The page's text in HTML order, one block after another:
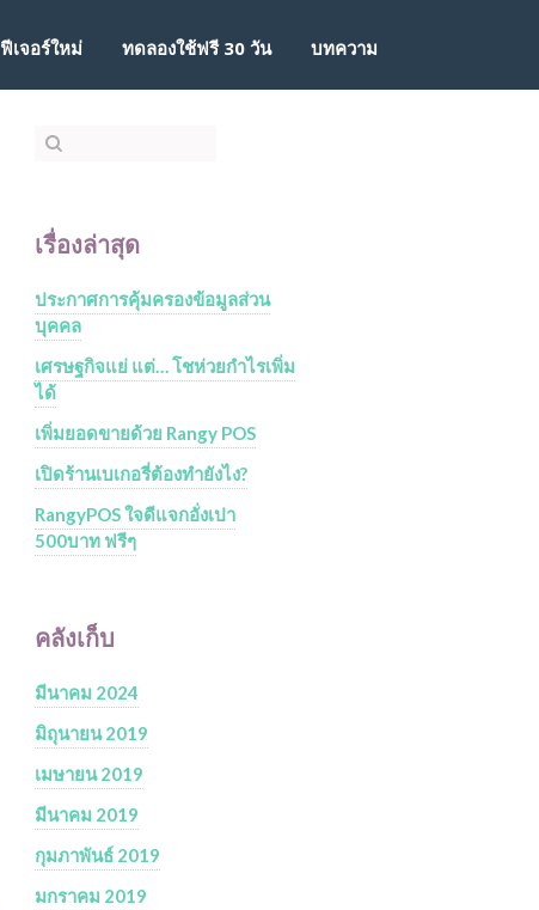
ฟีเจอร์ใหม่ ทดลองใช้ฟรี 30 วัน บทความ
เรื่องล่าสุด
ประกาศการคุ้มครองข้อมูลส่วน
บุคคล
เศรษฐกิจแย่ แต่… โชห่วยกำไรเพิ่ม
ได้
เพิ่มยอดขายด้วย Rangy POS
เปิดร้านเบเกอรี่ต้องทำยังไง?
RangyPOS ใจดีแจกอั่งเปา
500บาท ฟรีๆ
คลังเก็บ
มีนาคม 2024
มิถุนายน 2019
เมษายน 2019
มีนาคม 2019
กุมภาพันธ์ 2019
มกราคม 2019